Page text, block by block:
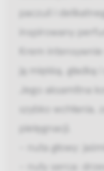
paczuli i
inspirowany
Krem
ją miękką, gładką
Jego aksamitna
szybko
pielęgnacji.
- nuta głowy:
- nuty serca: